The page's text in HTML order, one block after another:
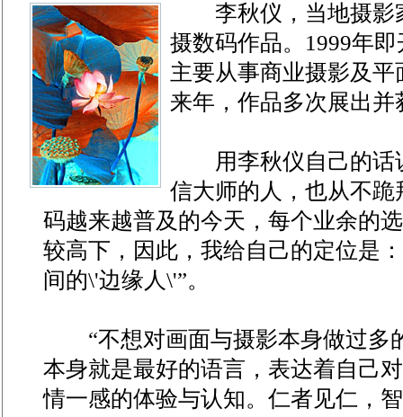
李秋仪，当地摄影
摄数码作品。1999年
主要从事商业摄影及
来年，作品多次展出并
用李秋仪自己的话
信大师的人，也从不
码越来越普及的今天，每个业余的
较高下，因此，我给自己的定位是
间的\'边缘人\'”。
“不想对画面与摄影本身做过多
本身就是最好的语言，表达着自己
情一感的体验与认知。仁者见仁，